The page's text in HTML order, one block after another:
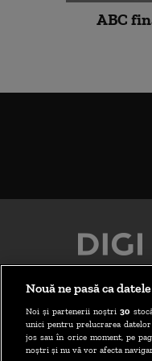
ABC
Nouă ne pasă ca
Noi și partenerii noștri30
unici pentru prelucrarea
jos sau în orice moment, pe
noștri și nu vă vor afecta